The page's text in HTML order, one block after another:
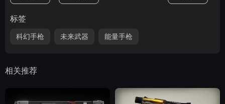
标签
科幻手枪 未来武器 能量手枪
相关推荐